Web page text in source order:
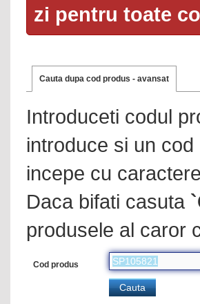
zi pentru toate
Cauta dupa cod produs - avansat
Introduceti codul
introduce si un
incepe cu
Daca bifati casuta
produsele al caror
Cod produs